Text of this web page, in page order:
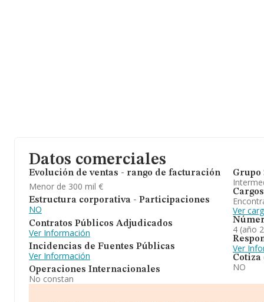
Datos comerciales
Evolución de ventas - rango de facturación
Menor de 300 mil €
Estructura corporativa - Participaciones
NO
Contratos Públicos Adjudicados
Ver Información
Incidencias de Fuentes Públicas
Ver Información
Operaciones Internacionales
No constan
Grupo
Cargos
Ver
4 (año
Ver
Cotiza
NO